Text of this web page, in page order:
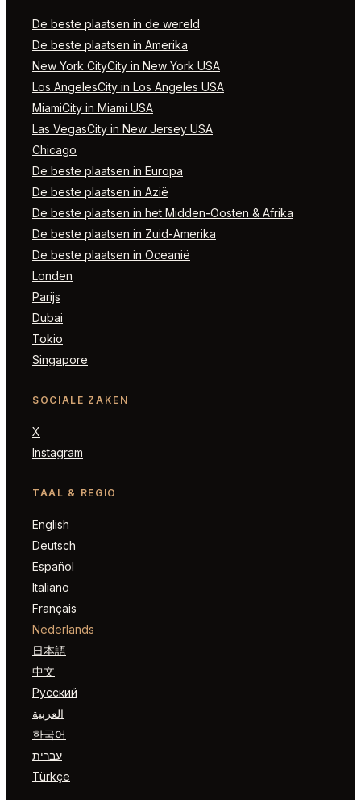
De beste plaatsen in de wereld
De beste plaatsen in Amerika
New York CityCity in New York USA
Los AngelesCity in Los Angeles USA
MiamiCity in Miami USA
Las VegasCity in New Jersey USA
Chicago
De beste plaatsen in Europa
De beste plaatsen in Azië
De beste plaatsen in het Midden-Oosten & Afrika
De beste plaatsen in Zuid-Amerika
De beste plaatsen in Oceanië
Londen
Parijs
Dubai
Tokio
Singapore
SOCIALE ZAKEN
X
Instagram
TAAL & REGIO
English
Deutsch
Español
Italiano
Français
Nederlands
日本語
中文
Русский
العربية
한국어
עברית
Türkçe